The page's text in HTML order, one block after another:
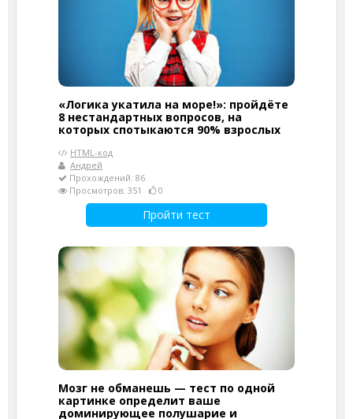
«Логика укатила на море!»: пройдёте
8 нестандартных вопросов, на
которых спотыкаются 90% взрослых
HTML-код
Андрей
Прохождений: 86
Просмотров: 351
0
Пройти тест
Мозг не обманешь — тест по одной
картинке определит ваше
доминирующее полушарие и